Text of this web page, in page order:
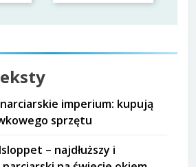
imperium: kupują
sprzętu
– najdłuższy i